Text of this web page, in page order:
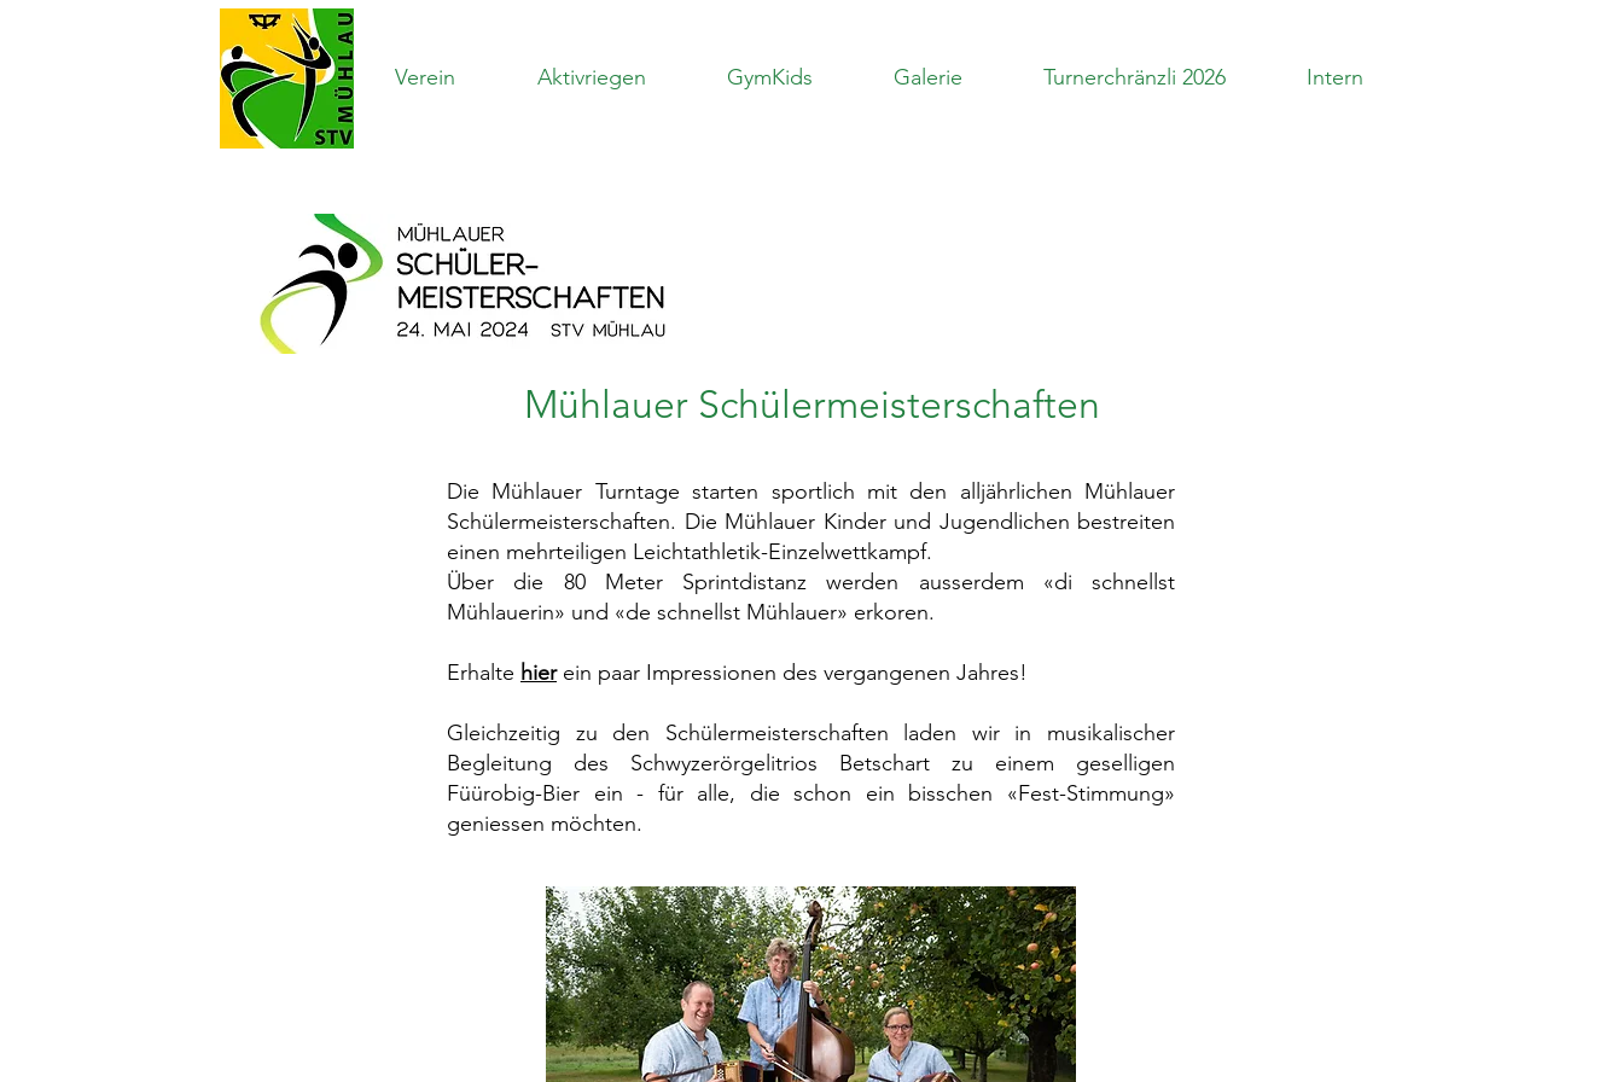
Verein Aktivriegen GymKids Galerie Turnerchränzli 2026 Intern
Mühlauer Schülermeisterschaften
Die Mühlauer Turntage starten sportlich mit den alljährlichen Mühlauer
Schülermeisterschaften. Die Mühlauer Kinder und Jugendlichen bestreiten
einen mehrteiligen Leichtathletik-Einzelwettkampf.
Über die 80 Meter Sprintdistanz werden ausserdem «di schnellst
Mühlauerin» und «de schnellst Mühlauer» erkoren.
Erhalte hier ein paar Impressionen des vergangenen Jahres!
Gleichzeitig zu den Schülermeisterschaften laden wir in musikalischer
Begleitung des Schwyzerörgelitrios Betschart zu einem geselligen
Füürobig-Bier ein - für alle, die schon ein bisschen «Fest-Stimmung»
geniessen möchten.